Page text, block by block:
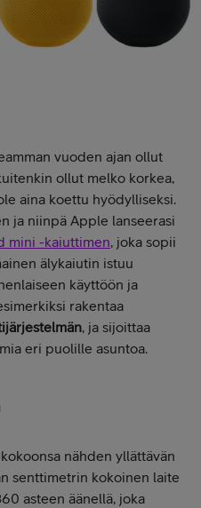
vuoden ajan ollut
ollut melko korkea,
aina koettu hyödylliseksi.
ja niinpä Apple lanseerasi
mini -kaiuttimen, joka sopii
älykaiutin istuu
käyttöön ja
rakentaa
, ja sijoittaa
eri puolille asuntoa.
nähden yllättävän
senttimetrin kokoinen laite
asteen äänellä, joka